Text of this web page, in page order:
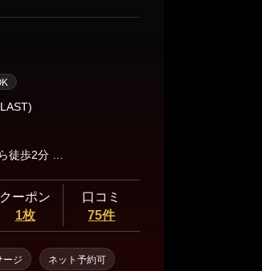
クーポン
1枚
口コミ
75件
ージ ネット予約可